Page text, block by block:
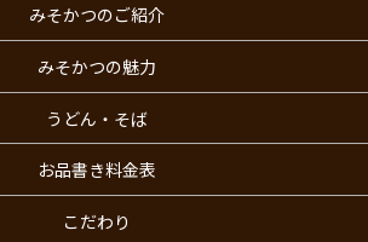
みそかつのご紹介
みそかつの魅力
うどん・そば
お品書き料金表
こだわり